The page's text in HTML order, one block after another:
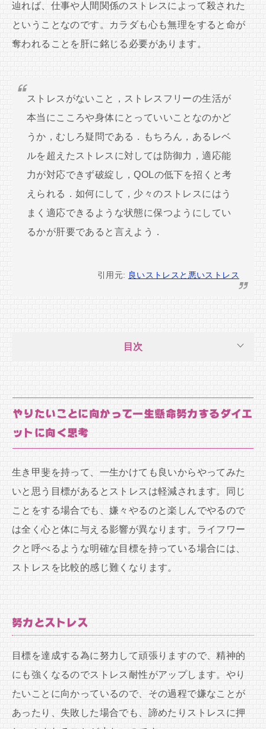
辿れば、仕事や人間関係のストレスによって殺された
ということなのです。カラダも心も無理をすると命が
奪われることを肝に銘じる必要があります。
ストレスがないこと，ストレスフリーの生活が
本当にこころや身体にとっていいことなのかど
うか，むしろ疑問である．もちろん，あるレベ
ルを超えたストレスに対しては防御力，適応能
力が対応できず破綻し，QOLの低下を招くと考
えられる．如何にして，少々のストレスにはう
まく適応できるような状態に保つようにしてい
るかが肝要であると言えよう．
引用元: 良いストレスと悪いストレス
目次
やりたいことに向かって一生懸命努力するダイエ
ットに向く思考
生き甲斐を持って、一生かけても良いからやってみた
いと思う目標があるとストレスは軽減されます。同じ
ことをする場合でも、嫌々やるのと楽しんでやるので
は全く心と体に与える影響が異なります。ライフワー
クと呼べるような明確な目標を持っている場合には、
ストレスを比較的感じ難くなります。
努力とストレス
目標を達成する為に努力して頑張りますので、精神的
にも強くなるのでストレス耐性がアップします。やり
たいことに向かっているので、その過程で嫌なことが
あったり、失敗した場合でも、諦めたりストレスに押